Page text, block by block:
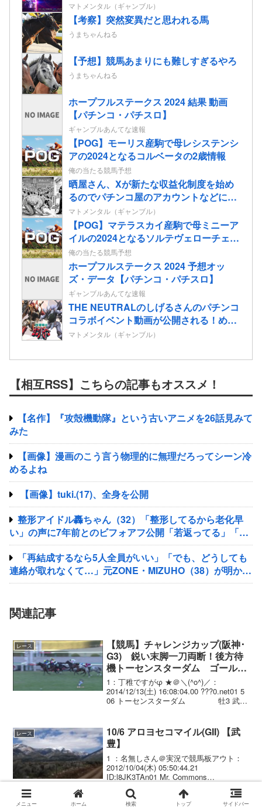
マトメンタル（ギャンブル）
【考察】突然変異だと思われる馬
うまちゃんねる
【予想】競馬あまりにも難しすぎるやろ
うまちゃんねる
ホープフルステークス 2024 結果 動画
【パチンコ・パチスロ】
ギャンブルあんてな速報
【POG】モーリス産駒で母レシステンシ
アの2024となるコルベータの2歳情報
俺の当たる競馬予想
晒屋さん、Xが新たな収益化制度を始め
るのでパチンコ屋のアカウントなどに有
料会員になってほしいと懇願「自分を助
けてくれませんか」
マトメンタル（ギャンブル）
【POG】マテラスカイ産駒で母ミニーア
イルの2024となるソルテヴェローチェの
2歳情報
俺の当たる競馬予想
ホープフルステークス 2024 予想オッ
ズ・データ【パチンコ・パチスロ】
ギャンブルあんてな速報
THE NEUTRALのしげるさんのパチンコ
コラボイベント動画が公開される！めっ
ちゃ楽しそうだな！！！
マトメンタル（ギャンブル）
【相互RSS】こちらの記事もオススメ！
【名作】『攻殻機動隊』という古いアニメを26話見みて
みた
【画像】漫画のこう言う物理的に無理だろってシーン冷
めるよね
【画像】tuki.(17)、全身を公開
整形アイドル轟ちゃん（32）「整形してるから老化早
い」の声に7年前とのビフォアフ公開「若返ってる」「ど
んどん綺麗になる」と反響
「再結成するなら5人全員がいい」「でも、どうしても
連絡が取れなくて…」元ZONE・MIZUHO（38）が明かす
「19年ぶりに芸能界復帰」した本当の理由
関連記事
レース
【競馬】チャレンジカップ(阪神･
G3) 鋭い末脚一刀両断！後方待
機トーセンスターダム ゴール前
外強襲！差し切って重賞2勝目
1：丁稚ですがφ ★＠＼(^o^)／：
2014/12/13(土) 16:08:04.00 ???0.net01 5
06 トーセンスターダム 牡3 武
レース
10/6 アロヨセコマイル(GII) 【武
豊】
1 ：名無しさん＠実況で競馬板アウト：
2012/10/04(木) 05:50:44.21
ID:l8JK3TAn01 Mr. Commons
Shirreffs (GII) Del M...
【競馬】ワグネリアン 武豊とコ
メニュー ホーム 検索 トップ サイドバー